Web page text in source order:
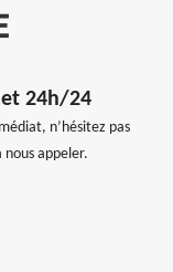
et 24h/24
n’hésitez pas
appeler.